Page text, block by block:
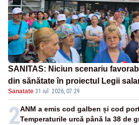
SANITAS: Niciun scenariu
din sănătate în proiectul Legii
Sanatate·31 iul. 2026, 07:29
2ANM a emis cod galben și cod
Temperaturile urcă până la 38 de